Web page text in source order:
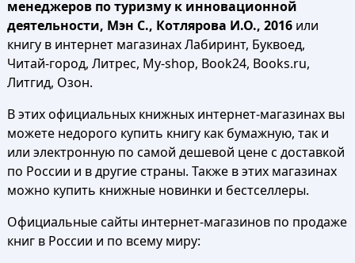
менеджеров по туризму к инновационной
деятельности, Мэн С., Котлярова И.О., 2016или
книгу в интернет магазинах Лабиринт, Буквоед,
Читай-город, Литрес, My-shop, Book24, Books.ru,
Литгид, Озон.
В этих официальных книжных интернет-магазинах вы
можете недорого купить книгу как бумажную, так и
или электронную по самой дешевой цене с доставкой
по России и в другие страны. Также в этих магазинах
можно купить книжные новинки и бестселлеры.
Официальные сайты интернет-магазинов по продаже
книг в России и по всему миру: